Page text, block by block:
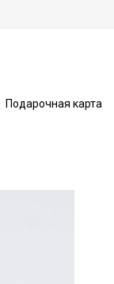
Подарочная карта